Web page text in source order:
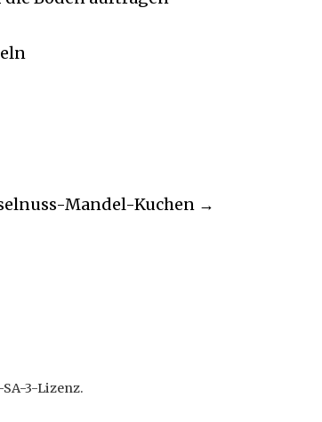
Mandel-Kuchen →
3-Lizenz.